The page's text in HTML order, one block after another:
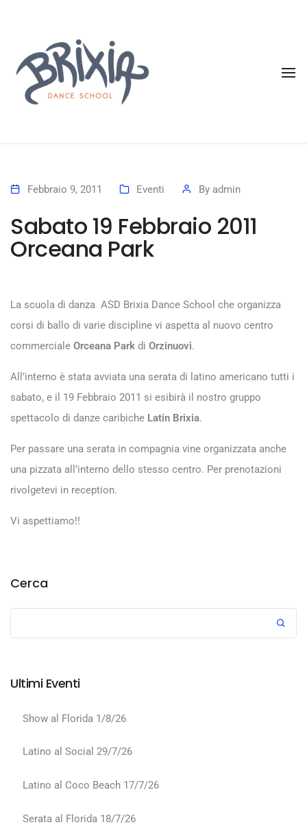
Febbraio 9, 2011 Eventi By admin
Sabato 19 Febbraio 2011
Orceana Park
La scuola di danza ASD Brixia Dance School che organizza
corsi di ballo di varie discipline vi aspetta al nuovo centro
commerciale Orceana Park di Orzinuovi.
All’interno è stata avviata una serata di latino americano tutti i
sabato, e il 19 Febbraio 2011 si esibirà il nostro gruppo
spettacolo di danze caribiche Latin Brixia.
Per passare una serata in compagnia vine organizzata anche
una pizzata all’interno dello stesso centro. Per prenotazioni
rivolgetevi in reception.
Vi aspettiamo!!
Cerca
Ultimi Eventi
Show al Florida 1/8/26
Latino al Social 29/7/26
Latino al Coco Beach 17/7/26
Serata al Florida 18/7/26